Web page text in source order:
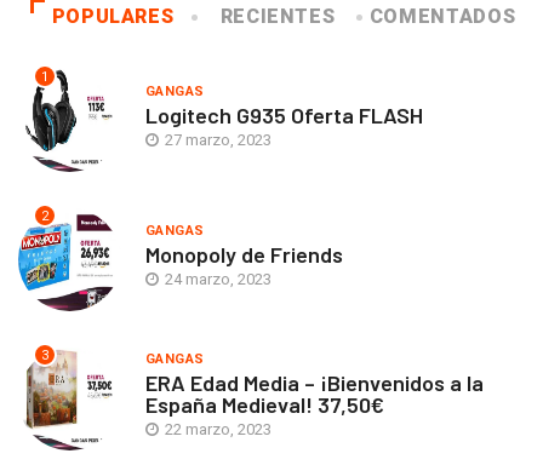
POPULARES RECIENTES COMENTADOS
1
GANGAS
Logitech G935 Oferta FLASH
27 marzo, 2023
2
GANGAS
Monopoly de Friends
24 marzo, 2023
3 GANGAS
ERA Edad Media – ¡Bienvenidos a la
España Medieval! 37,50€
22 marzo, 2023